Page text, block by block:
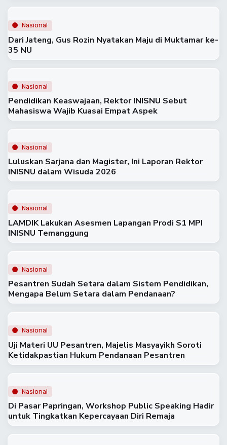
Nasional
Dari Jateng, Gus Rozin Nyatakan Maju di Muktamar ke-
35 NU
Nasional
Pendidikan Keaswajaan, Rektor INISNU Sebut
Mahasiswa Wajib Kuasai Empat Aspek
Nasional
Luluskan Sarjana dan Magister, Ini Laporan Rektor
INISNU dalam Wisuda 2026
Nasional
LAMDIK Lakukan Asesmen Lapangan Prodi S1 MPI
INISNU Temanggung
Nasional
Pesantren Sudah Setara dalam Sistem Pendidikan,
Mengapa Belum Setara dalam Pendanaan?
Nasional
Uji Materi UU Pesantren, Majelis Masyayikh Soroti
Ketidakpastian Hukum Pendanaan Pesantren
Nasional
Di Pasar Papringan, Workshop Public Speaking Hadir
untuk Tingkatkan Kepercayaan Diri Remaja